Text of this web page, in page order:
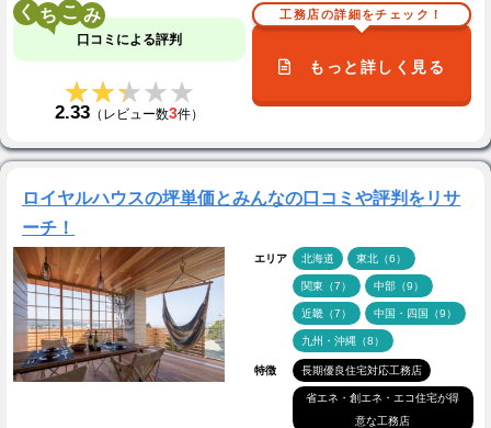
く こ
口コミによる評判
★★★★★
★★★★★
2.33 （レビュー数3件）
工務店の詳細をチェック！
もっと詳しく見る
ロイヤルハウスの坪単価とみんなの口コミや評判をリサ
ーチ！
エリア 北海道 東北（6）
関東（7） 中部（9）
近畿（7） 中国・四国（9）
九州・沖縄（8）
特徴 長期優良住宅対応工務店
省エネ・創エネ・エコ住宅が得
意な工務店